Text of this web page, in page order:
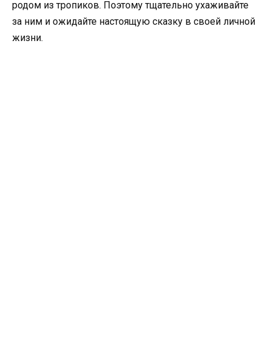
родом из тропиков. Поэтому тщательно ухаживайте
за ним и ожидайте настоящую сказку в своей личной
жизни.